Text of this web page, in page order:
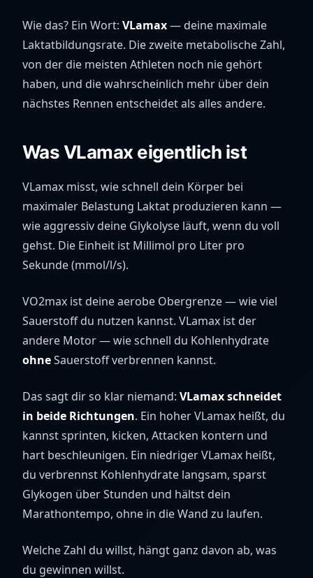
Wie das? Ein Wort: VLamax— deine maximale
Laktatbildungsrate. Die zweite metabolische Zahl,
von der die meisten Athleten noch nie gehört
haben, und die wahrscheinlich mehr über dein
nächstes Rennen entscheidet als alles andere.
Was VLamax eigentlich ist
VLamax misst, wie schnell dein Körper bei
maximaler Belastung Laktat produzieren kann —
wie aggressiv deine Glykolyse läuft, wenn du voll
gehst. Die Einheit ist Millimol pro Liter pro
Sekunde (mmol/l/s).
VO2max ist deine aerobe Obergrenze — wie viel
Sauerstoff du nutzen kannst. VLamax ist der
andere Motor — wie schnell du Kohlenhydrate
ohneSauerstoff verbrennen kannst.
Das sagt dir so klar niemand: VLamax schneidet
in beide Richtungen. Ein hoher VLamax heißt, du
kannst sprinten, kicken, Attacken kontern und
hart beschleunigen. Ein niedriger VLamax heißt,
du verbrennst Kohlenhydrate langsam, sparst
Glykogen über Stunden und hältst dein
Marathontempo, ohne in die Wand zu laufen.
Welche Zahl du willst, hängt ganz davon ab, was
du gewinnen willst.